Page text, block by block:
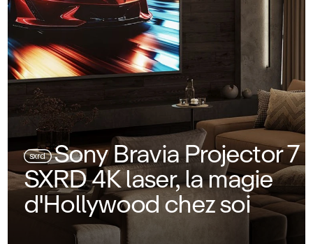
sxrd Sony Bravia Projector 7
SXRD 4K laser, la magie
d'Hollywood chez soi